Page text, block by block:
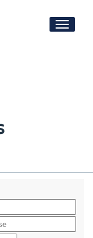
Toggle